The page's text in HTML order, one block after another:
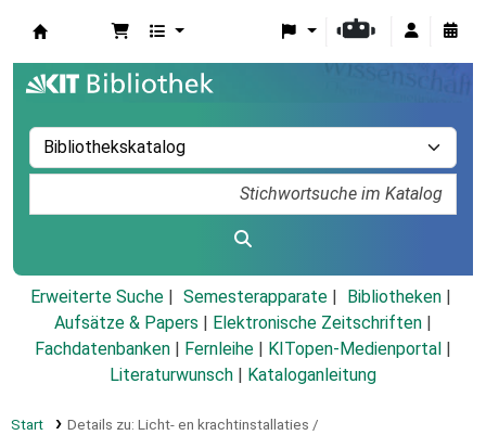
Erweiterte Suche Semesterapparate
Bibliotheken
Aufsätze & Papers
Elektronische Zeitschriften
Fachdatenbanken
Fernleihe KITopen-Medienportal
Literaturwunsch
Kataloganleitung
Start Details zu: Licht- en krachtinstallaties /